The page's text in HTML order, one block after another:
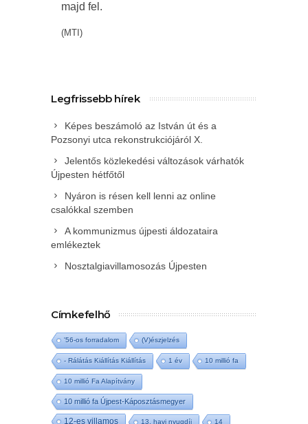
majd fel.
(MTI)
Legfrissebb hírek
Képes beszámoló az István út és a
Pozsonyi utca rekonstrukciójáról X.
Jelentős közlekedési változások várhatók
Újpesten hétfőtől
Nyáron is résen kell lenni az online
csalókkal szemben
A kommunizmus újpesti áldozataira
emlékeztek
Nosztalgiavillamosozás Újpesten
Címkefelhő
'56-os forradalom (V)észjelzés
- Rálátás Kiállítás Kiállítás 1 év 10 millió fa
10 millió Fa Alapítvány
10 millió fa Újpest-Káposztásmegyer
12-es villamos 13. havi nyugdíj 14